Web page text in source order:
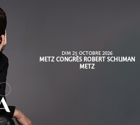
DIM 25 OCTOBRE 2026
METZ CONGRÈS ROBERT SCHUMAN
METZ